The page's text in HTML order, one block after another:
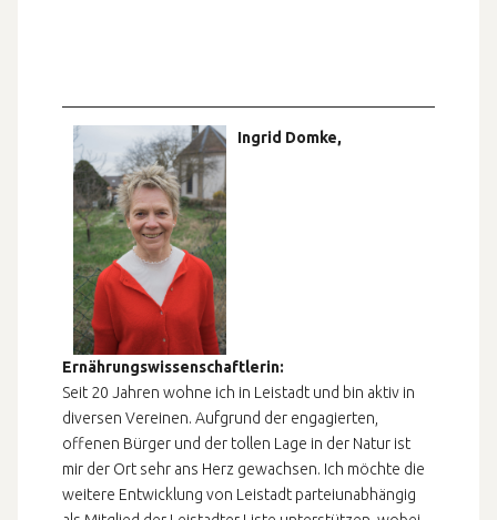
Ingrid Domke,
Ernährungswissenschaftlerin:
Seit 20 Jahren wohne ich in Leistadt und bin aktiv in
diversen Vereinen. Aufgrund der engagierten,
offenen Bürger und der tollen Lage in der Natur ist
mir der Ort sehr ans Herz gewachsen. Ich möchte die
weitere Entwicklung von Leistadt parteiunabhängig